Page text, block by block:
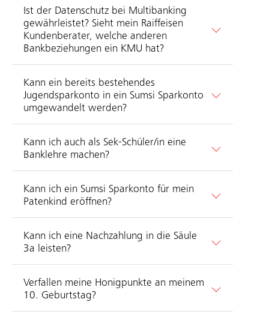
Ist der Datenschutz bei Multibanking
gewährleistet? Sieht mein Raiffeisen
Kundenberater, welche anderen
Bankbeziehungen ein KMU hat?
Kann ein bereits bestehendes
Jugendsparkonto in ein Sumsi Sparkonto
umgewandelt werden?
Kann ich auch als Sek-Schüler/in eine
Banklehre machen?
Kann ich ein Sumsi Sparkonto für mein
Patenkind eröffnen?
Kann ich eine Nachzahlung in die Säule
3a leisten?
Verfallen meine Honigpunkte an meinem
10. Geburtstag?